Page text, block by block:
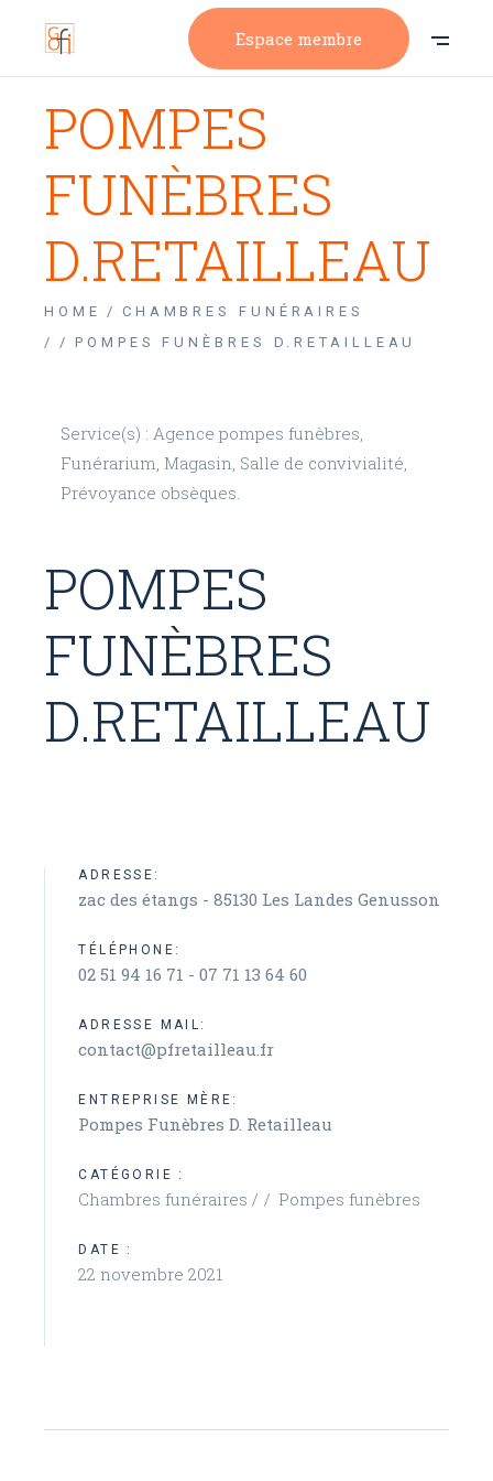
Espace membre
POMPES
FUNÈBRES
D.RETAILLEAU
HOME
CHAMBRES FUNÉRAIRES
/
POMPES FUNÈBRES D.RETAILLEAU
Service(s) : Agence pompes funèbres,
Funérarium, Magasin, Salle de convivialité,
Prévoyance obsèques.
POMPES
FUNÈBRES
D.RETAILLEAU
ADRESSE:
zac des étangs - 85130 Les Landes Genusson
TÉLÉPHONE:
02 51 94 16 71 - 07 71 13 64 60
ADRESSE MAIL:
contact@pfretailleau.fr
ENTREPRISE MÈRE:
Pompes Funèbres D. Retailleau
CATÉGORIE :
Chambres funéraires / Pompes funèbres
DATE :
22 novembre 2021